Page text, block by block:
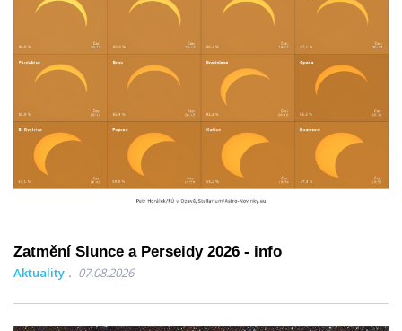
Zatmění Slunce a Perseidy 2026 - info
Aktuality 07.08.2026